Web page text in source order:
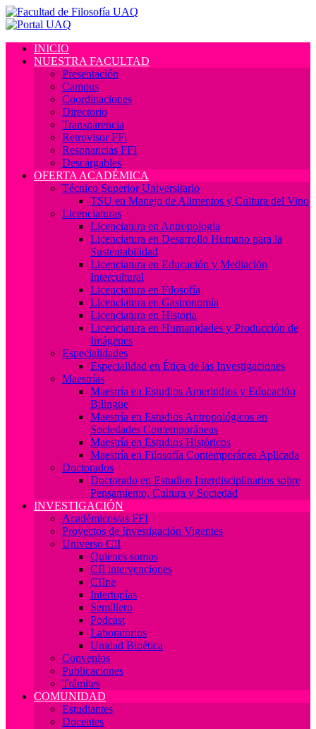
INICIO
NUESTRA FACULTAD
Presentación
Campus
Coordinaciones
Directorio
Transparencia
Retrovisor FFi
Resonancias FFI
Descargables
OFERTA ACADÉMICA
Técnico Superior Universitario
TSU en Manejo de Alimentos y Cultura del Vino
Licenciaturas
Licenciatura en Antropología
Licenciatura en Desarrollo Humano para la
Sustentabilidad
Licenciatura en Educación y Mediación
Intercultural
Licenciatura en Filosofía
Licenciatura en Gastronomía
Licenciatura en Historia
Licenciatura en Humanidades y Producción de
Imágenes
Especialidades
Especialidad en Ética de las Investigaciones
Maestrías
Maestría en Estudios Amerindios y Educación
Bilingüe
Maestría en Estudios Antropológicos en
Sociedades Contemporáneas
Maestría en Estudios Históricos
Maestría en Filosofía Contemporánea Aplicada
Doctorados
Doctorado en Estudios Interdisciplinarios sobre
Pensamiento, Cultura y Sociedad
INVESTIGACIÓN
Académicos/as FFI
Proyectos de Investigación Vigentes
Universo CII
Quienes somos
CII intervenciones
CIIne
Intertopías
Semillero
Podcast
Laboratorios
Unidad Bioética
Convenios
Publicaciones
Trámites
COMUNIDAD
Estudiantes
Docentes